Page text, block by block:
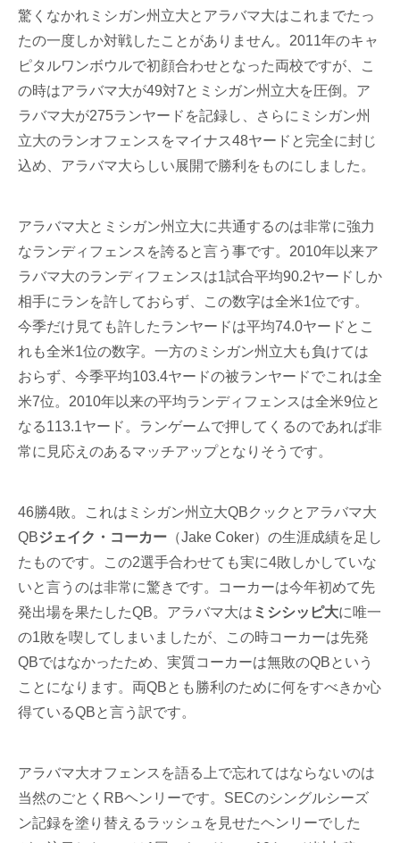
驚くなかれミシガン州立大とアラバマ大はこれまでたっ
たの一度しか対戦したことがありません。2011年のキャ
ピタルワンボウルで初顔合わせとなった両校ですが、こ
の時はアラバマ大が49対7とミシガン州立大を圧倒。ア
ラバマ大が275ランヤードを記録し、さらにミシガン州
立大のランオフェンスをマイナス48ヤードと完全に封じ
込め、アラバマ大らしい展開で勝利をものにしました。
アラバマ大とミシガン州立大に共通するのは非常に強力
なランディフェンスを誇ると言う事です。2010年以来ア
ラバマ大のランディフェンスは1試合平均90.2ヤードしか
相手にランを許しておらず、この数字は全米1位です。
今季だけ見ても許したランヤードは平均74.0ヤードとこ
れも全米1位の数字。一方のミシガン州立大も負けては
おらず、今季平均103.4ヤードの被ランヤードでこれは全
米7位。2010年以来の平均ランディフェンスは全米9位と
なる113.1ヤード。ランゲームで押してくるのであれば非
常に見応えのあるマッチアップとなりそうです。
46勝4敗。これはミシガン州立大QBクックとアラバマ大
QBジェイク・コーカー （Jake Coker）の生涯成績を足し
たものです。この2選手合わせても実に4敗しかしていな
いと言うのは非常に驚きです。コーカーは今年初めて先
発出場を果たしたQB。アラバマ大は ミシシッピ大に唯一
の1敗を喫してしまいましたが、この時コーカーは先発
QBではなかったため、実質コーカーは無敗のQBという
ことになります。両QBとも勝利のために何をすべきか心
得ているQBと言う訳です。
アラバマ大オフェンスを語る上で忘れてはならないのは
当然のごとくRBヘンリーです。SECのシングルシーズ
ン記録を塗り替えるラッシュを見せたヘンリーでした